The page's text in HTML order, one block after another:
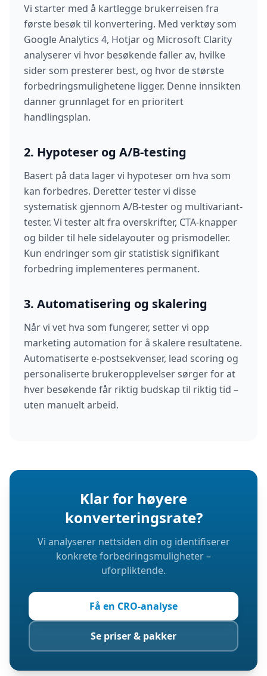
Vi starter med å kartlegge brukerreisen fra
første besøk til konvertering. Med verktøy som
Google Analytics 4, Hotjar og Microsoft Clarity
analyserer vi hvor besøkende faller av, hvilke
sider som presterer best, og hvor de største
forbedringsmulighetene ligger. Denne innsikten
danner grunnlaget for en prioritert
handlingsplan.
2. Hypoteser og A/B-testing
Basert på data lager vi hypoteser om hva som
kan forbedres. Deretter tester vi disse
systematisk gjennom A/B-tester og multivariant-
tester. Vi tester alt fra overskrifter, CTA-knapper
og bilder til hele sidelayouter og prismodeller.
Kun endringer som gir statistisk signifikant
forbedring implementeres permanent.
3. Automatisering og skalering
Når vi vet hva som fungerer, setter vi opp
marketing automation for å skalere resultatene.
Automatiserte e-postsekvenser, lead scoring og
personaliserte brukeropplevelser sørger for at
hver besøkende får riktig budskap til riktig tid –
uten manuelt arbeid.
Klar for høyere
konverteringsrate?
Vi analyserer nettsiden din og identifiserer
konkrete forbedringsmuligheter –
uforpliktende.
Få en CRO-analyse
Se priser & pakker